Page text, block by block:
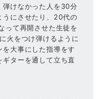
弾けなかった人を30分
うにさせたり、20代の
って再開させた生徒を
火をつけ弾けるように
大事にした指導をす
ターを通して立ち直